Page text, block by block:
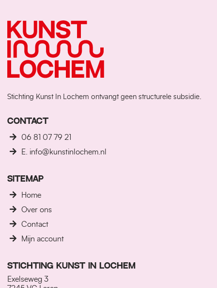
Stichting Kunst In Lochem ontvangt geen structurele subsidie.
CONTACT
06 81 07 79 21
E. info@kunstinlochem.nl
SITEMAP
Home
Over ons
Contact
Mijn account
STICHTING KUNST IN LOCHEM
Exelseweg 3